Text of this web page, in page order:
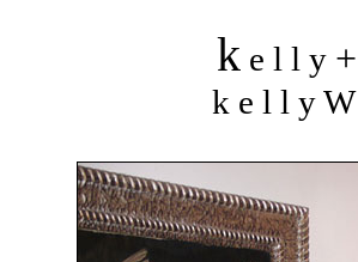
k e l l y +
k e l l y